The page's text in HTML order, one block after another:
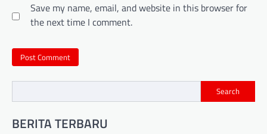
Save my name, email, and website in this browser for
the next time I comment.
Search
BERITA TERBARU